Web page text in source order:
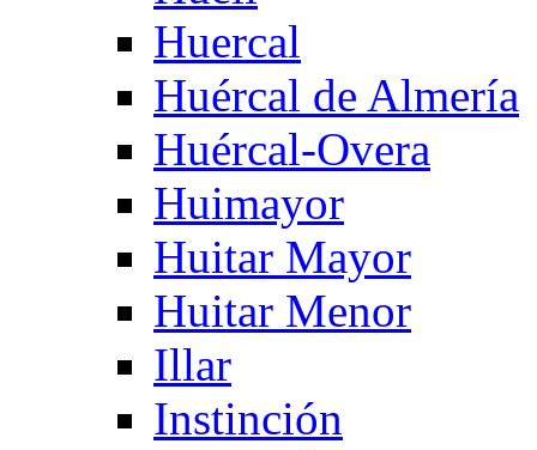
Huercal
Huércal de Almería
Huércal-Overa
Huimayor
Huitar Mayor
Huitar Menor
Illar
Instinción